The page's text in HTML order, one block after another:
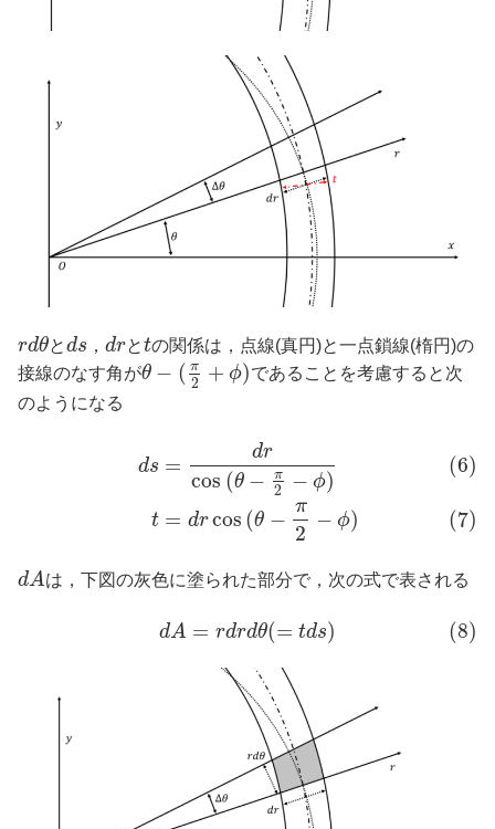
rdθとds ， drとtの関係は，点線(真円)と一点鎖線(楕円)の
接線のなす角がθ − ( π
2 + ϕ)であることを考慮すると次
のようになる
ds
t
=
=
dr
cos (θ − π
2 − ϕ)
drcos (θ −
π
2
− ϕ)
(6)
(7)
dAは，下図の灰色に塗られた部分で，次の式で表される
dA = rdrdθ(= tds) (8)